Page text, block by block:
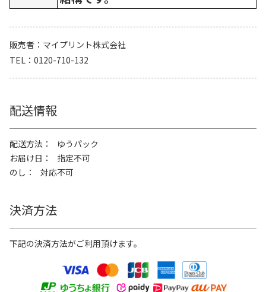
販売者
マイプリント株式会社
TEL
0120-710-132
配送情報
配送方法
ゆうパック
お届け日
指定不可
のし
対応不可
決済方法
下記の決済方法がご利用頂けます。